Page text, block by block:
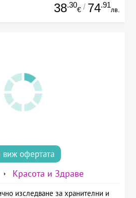
38.30
€ / 74.91
лв.
виж офертата
Красота и Здраве
изследване за хранителни и